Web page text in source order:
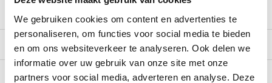
We gebruiken cookies om content en advertenties te
personaliseren, om functies voor social media te bieden
en om ons websiteverkeer te analyseren. Ook delen we
informatie over uw gebruik van onze site met onze
partners voor social media, adverteren en analyse. Deze
Productomschrijving
Reviews
Share this product!